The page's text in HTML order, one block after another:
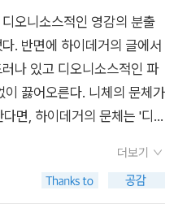
참된 판단을 취할 때면, 그의
고 있는 것이나 인식하고 있는
자는 그것과 관련해서 앎이
얻은 자는 이 모든 것을 할
점 모두가 인간의 행복을 기
담긴 그림이다. 이러한 기복
담고 있다. 하나는 오래 사
자 하는 것이다. 장수와 복의
된 것은 조선시대 후기로 접
향상되면서부터이다(p1
해하는 잡귀나 악귀들을 쫓
오니소스적인 영감의 분출
. 반면에 하이데거의 글에서
나 있고 디오니소스적인 파
끓어오른다. 니체의 문체가
면, 하이데거의 문체는 '디
극장>에서 하이데거를 통해
는 니체, 딜타이, 야스퍼스,
더보기